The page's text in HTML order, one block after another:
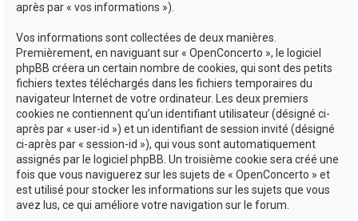
après par « vos informations »).
Vos informations sont collectées de deux manières.
Premièrement, en naviguant sur « OpenConcerto », le logiciel
phpBB créera un certain nombre de cookies, qui sont des petits
fichiers textes téléchargés dans les fichiers temporaires du
navigateur Internet de votre ordinateur. Les deux premiers
cookies ne contiennent qu’un identifiant utilisateur (désigné ci-
après par « user-id ») et un identifiant de session invité (désigné
ci-après par « session-id »), qui vous sont automatiquement
assignés par le logiciel phpBB. Un troisième cookie sera créé une
fois que vous naviguerez sur les sujets de « OpenConcerto » et
est utilisé pour stocker les informations sur les sujets que vous
avez lus, ce qui améliore votre navigation sur le forum.